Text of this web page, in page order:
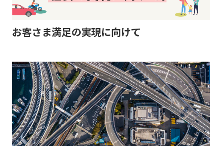
お客さま満足の実現に向けて